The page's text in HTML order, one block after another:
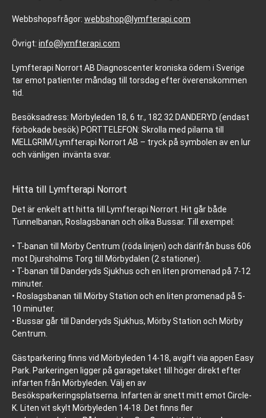
Webbshopsfrågor: webbshop@lymfterapi.com
Övrigt: info@lymfterapi.com
Lymfterapi Norrort AB Diagnoscenter kroniska ödem i Sverige
tar emot patienter måndag till torsdag efter överenskommen
tid.
Besöksadress: Mörbyleden 18, 6 tr., 182 32 DANDERYD (endast
förbokade besök) PORTTELEFON: Skrolla med pilarna till
MELLGRIM/Lymfterapi Norrort AB – tryck på symbolen av en lur
och vänligen invänta svar.
Hitta till Lymfterapi Norrort
Det är enkelt att hitta till Lymfterapi Norrort. Hit går både
Tunnelbanan, Roslagsbanan och olika Bussar. Till exempel:
• T-banan till Mörby Centrum (röda linjen) och därifrån buss 606
mot Djursholms Torg till Mörbydalen (2 stationer).
• T-banan till Danderyds Sjukhus och en liten promenad på 7-12
minuter.
• Roslagsbanan till Mörby Station och en liten promenad på 5-
10 minuter.
• Bussar går till Danderyds Sjukhus, Mörby Station och Mörby
Centrum.
Gästparkering finns vid Mörbyleden 14-18, avgift via appen Easy
Park. Parkeringen ligger på garagetaket till höger direkt efter
infarten från Mörbyleden. Välj en av
Besöksparkeringsplatserna. Infarten är snett mitt emot Circle-
K. Liten vit skylt Mörbyleden 14-18. Det finns fler